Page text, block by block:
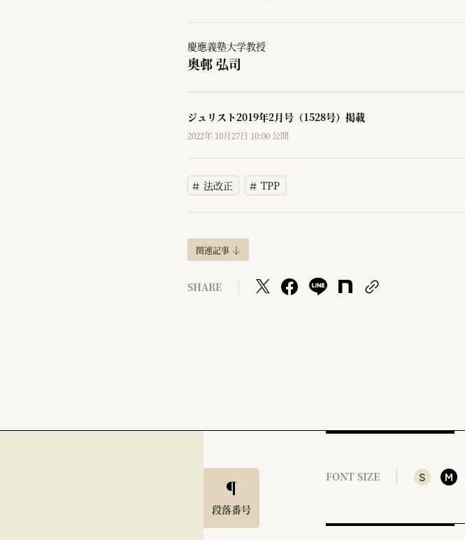
慶應義塾大学教授
奥邨 弘司
ジュリスト2019年2月号（1528号）掲載
2022年 10月27日 10:00 公開
法改正 TPP
関連記事
SHARE
段落番号
FONT SIZE S M